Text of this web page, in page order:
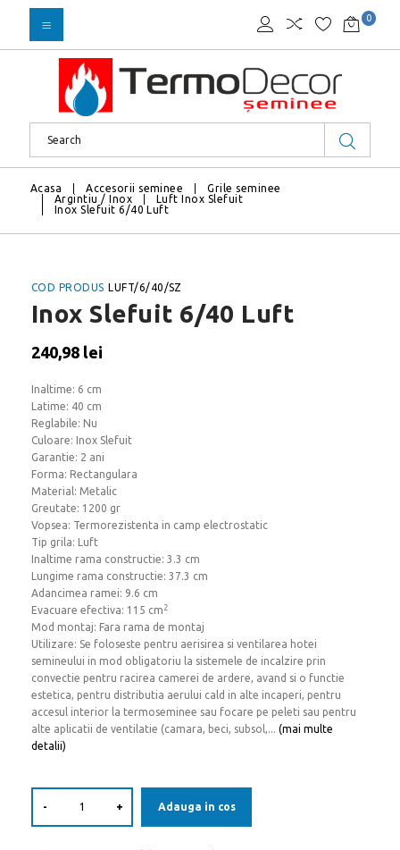
0
Acasa Accesorii seminee
Grile seminee
Argintiu / Inox
Luft Inox Slefuit
Inox Slefuit 6/40 Luft
COD PRODUS LUFT/6/40/SZ
Inox Slefuit 6/40 Luft
240,98 lei
Inaltime: 6 cm
Latime: 40 cm
Reglabile: Nu
Culoare: Inox Slefuit
Garantie: 2 ani
Forma: Rectangulara
Material: Metalic
Greutate: 1200 gr
Vopsea: Termorezistenta in camp electrostatic
Tip grila: Luft
Inaltime rama constructie: 3.3 cm
Lungime rama constructie: 37.3 cm
Adancimea ramei: 9.6 cm
Evacuare efectiva: 115 cm 2
Mod montaj: Fara rama de montaj
Utilizare: Se foloseste pentru aerisirea si ventilarea hotei
semineului in mod obligatoriu la sistemele de incalzire prin
convectie pentru racirea camerei de ardere, avand si o functie
estetica, pentru distributia aerului cald in alte incaperi, pentru
accesul interior la termoseminee sau focare pe peleti sau pentru
alte aplicatii de ventilatie (camara, beci, subsol,... (mai multe
detalii)
- + Adauga in cos